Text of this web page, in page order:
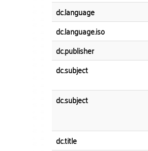
dc.language
dc.language.iso
dc.publisher
dc.subject
dc.subject
dc.title